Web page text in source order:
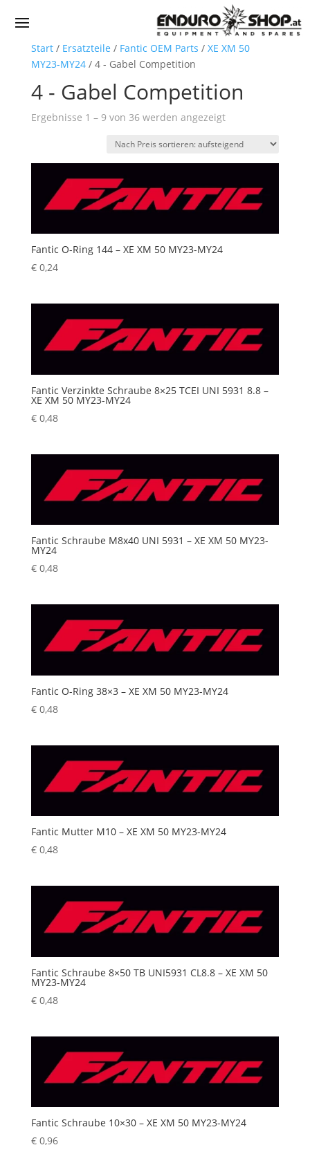
Start/ Ersatzteile / Fantic OEM Parts / XE XM 50
MY23-MY24/ 4 - Gabel Competition
4 - Gabel Competition
Ergebnisse 1 – 9 von 36 werden angezeigtNach
sortiert:
aufsteigend
Fantic O-Ring 144 – XE XM 50 MY23-MY24
€0,24
Fantic Verzinkte Schraube 8×25 TCEI UNI 5931 8.8 –
XE XM 50 MY23-MY24
€0,48
Fantic Schraube M8x40 UNI 5931 – XE XM 50 MY23-
MY24
€0,48
Fantic O-Ring 38×3 – XE XM 50 MY23-MY24
€0,48
Fantic Mutter M10 – XE XM 50 MY23-MY24
€0,48
Fantic Schraube 8×50 TB UNI5931 CL8.8 – XE XM 50
MY23-MY24
€0,48
Fantic Schraube 10×30 – XE XM 50 MY23-MY24
€0,96